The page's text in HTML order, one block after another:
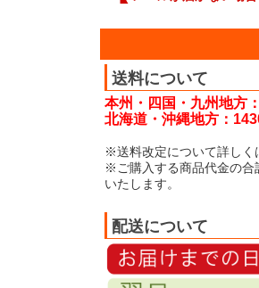
送料について
本州・四国・九州地方
北海道・沖縄地方：
※送料改定について詳しく
※ご購入する商品代金の合
いたします。
配送について